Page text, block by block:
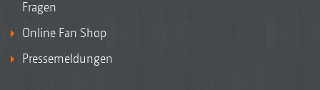
Fragen
Online Fan Shop
Pressemeldungen